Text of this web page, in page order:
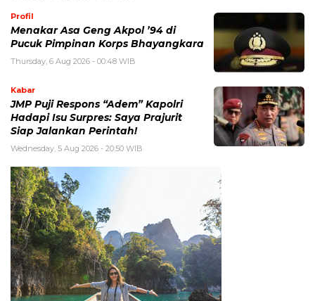
Profil
Menakar Asa Geng Akpol ’94 di
Pucuk Pimpinan Korps Bhayangkara
Thursday, 6 Aug 2026 - 00:48 WIB
Kabar
JMP Puji Respons “Adem” Kapolri
Hadapi Isu Surpres: Saya Prajurit
Siap Jalankan Perintah!
Wednesday, 5 Aug 2026 - 20:50 WIB